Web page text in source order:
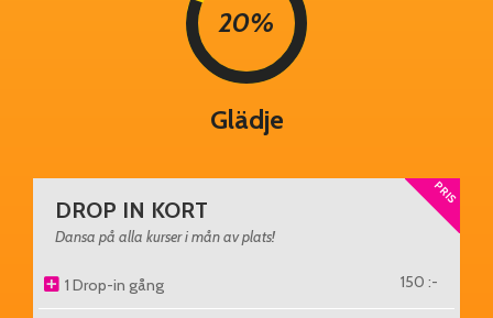
20%
Glädje
DROP IN KORT
Dansa på alla kurser i mån av plats!
PRIS
1 Drop-in gång 150 :-